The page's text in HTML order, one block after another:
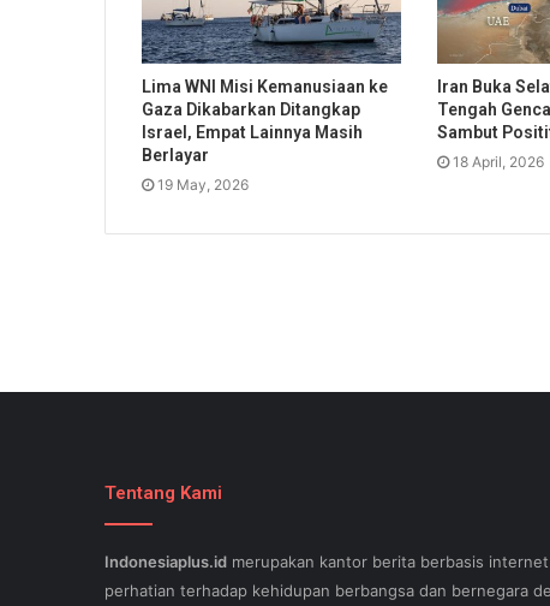
Lima WNI Misi Kemanusiaan ke
Gaza Dikabarkan Ditangkap
Israel, Empat Lainnya Masih
Berlayar
19 May, 2026
Iran Buka
Tengah
Sambut
18 April, 2026
Tentang Kami
Indonesiaplus.id merupakan kantor berita berbasis
perhatian terhadap kehidupan berbangsa dan bernegara